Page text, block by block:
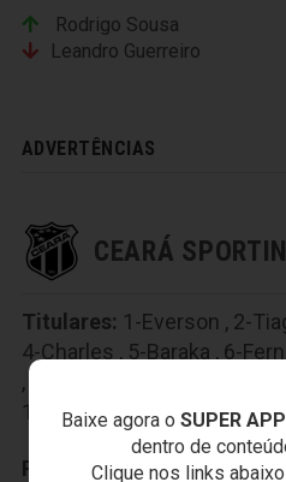
Baixe agora o SUPER
dentro de
Clique nos links
Rodrigo Sousa
Leandro Guerreiro
ADVERTÊNCIAS
CEARÁ
Titulares: 1-Everson , 2-
4-Charles , 5-Baraka , 6-
,
11-Alex Amado
Reservas:12-Douglas